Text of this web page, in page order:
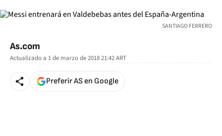
SANTIAGO FERRERO
As.com
Actualizado a 1 de marzo de 2018 21:42ART
Preferir AS en Google